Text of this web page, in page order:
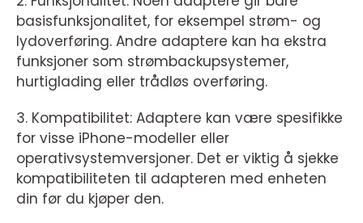
basisfunksjonalitet, for eksempel strøm- og
lydoverføring. Andre adaptere kan ha ekstra
funksjoner som strømbackupsystemer,
hurtiglading eller trådløs overføring.
3. Kompatibilitet: Adaptere kan være spesifikke
for visse iPhone-modeller eller
operativsystemversjoner. Det er viktig å sjekke
kompatibiliteten til adapteren med enheten
din før du kjøper den.